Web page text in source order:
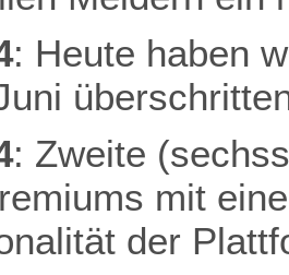
: Heute haben
: Zweite
mit
der